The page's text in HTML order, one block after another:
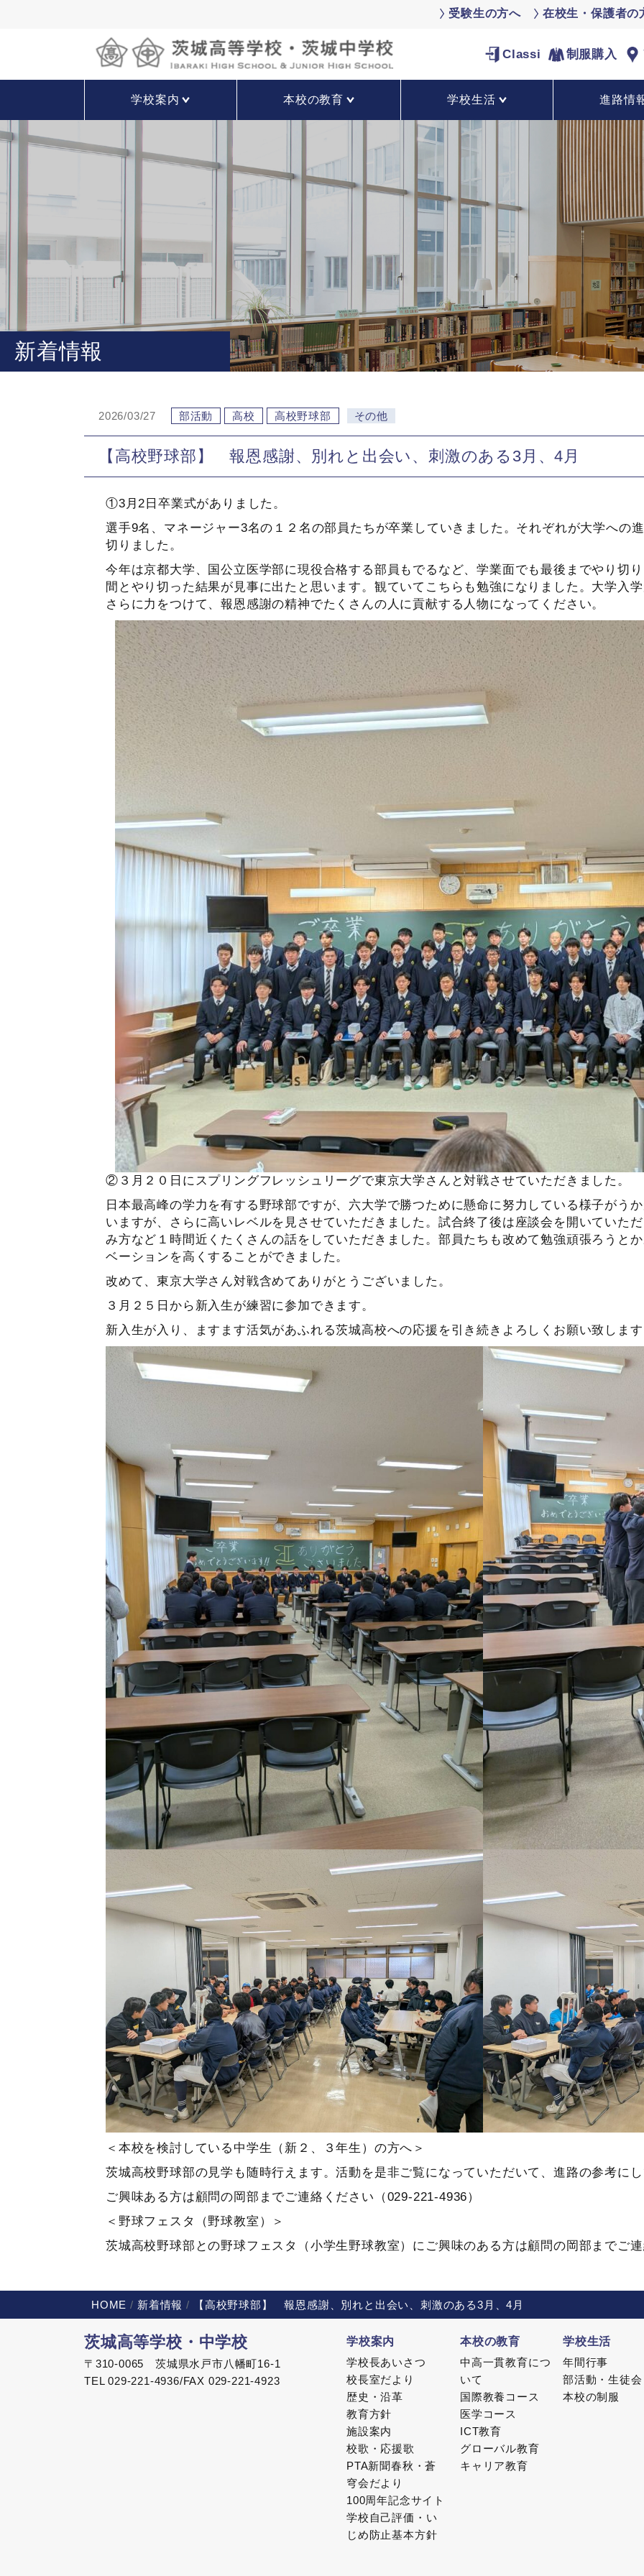
受験生の方へ 在校生・保護者の
Classi 制服購入
学校案内 本校の教育 学校生活 進路情
新着情報
2026/03/27 部活動 高校 高校野球部 その他
【高校野球部】 報恩感謝、別れと出会い、刺激のある3月、4月
①3月2日卒業式がありました。
選手9名、マネージャー3名の１２名の部員たちが卒業していきました。それぞれが大学への
切りました。
今年は京都大学、国公立医学部に現役合格する部員もでるなど、学業面でも最後までやり切
間とやり切った結果が見事に出たと思います。観ていてこちらも勉強になりました。大学入
さらに力をつけて、報恩感謝の精神でたくさんの人に貢献する人物になってください。
②３月２０日にスプリングフレッシュリーグで東京大学さんと対戦させていただきました。
日本最高峰の学力を有する野球部ですが、六大学で勝つために懸命に努力している様子がう
いますが、さらに高いレベルを見させていただきました。試合終了後は座談会を開いていた
み方など１時間近くたくさんの話をしていただきました。部員たちも改めて勉強頑張ろうと
ベーションを高くすることができました。
改めて、東京大学さん対戦含めてありがとうございました。
３月２５日から新入生が練習に参加できます。
新入生が入り、ますます活気があふれる茨城高校への応援を引き続きよろしくお願い致しま
＜本校を検討している中学生（新２、３年生）の方へ＞
茨城高校野球部の見学も随時行えます。活動を是非ご覧になっていただいて、進路の参考に
ご興味ある方は顧問の岡部までご連絡ください（029-221-4936）
＜野球フェスタ（野球教室）＞
茨城高校野球部との野球フェスタ（小学生野球教室）にご興味のある方は顧問の岡部までご
HOME 新着情報 【高校野球部】 報恩感謝、別れと出会い、刺激のある3月、4月
茨城高等学校・中学校
〒310-0065 茨城県水戸市八幡町16-1
TEL 029-221-4936/FAX 029-221-4923
学校案内
学校長あいさつ
校長室だより
歴史・沿革
教育方針
施設案内
校歌・応援歌
PTA新聞春秋・蒼
穹会だより
100周年記念サイト
学校自己評価・い
じめ防止基本方針
本校の教育
中高一貫教育につ
いて
国際教養コース
医学コース
ICT教育
グローバル教育
キャリア教育
学校生活
年間行事
部活動・生徒会
本校の制服